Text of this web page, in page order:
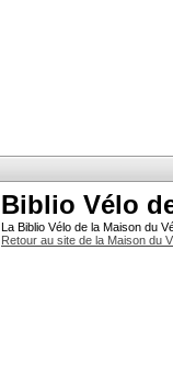
Biblio Vélo
La Biblio Vélo de la Maison du
Retour au site de la Maison du